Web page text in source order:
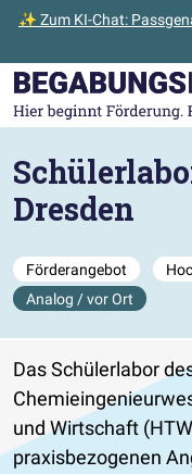
✨ Zum KI-Chat:
Zum Hauptinhalt der
Zur Startseite gehen
Dresden
Förderangebot
Analog / vor Ort
Das Schülerlabor
und Wirtschaft
praxisbezogenen